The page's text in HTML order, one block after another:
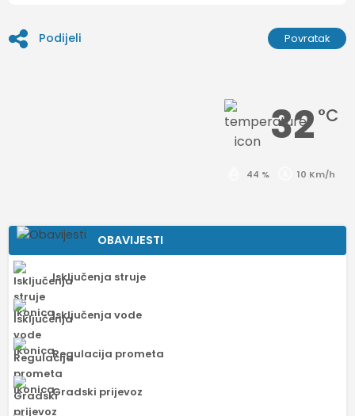
Podijeli Povratak
32 °C
44 % 10 Km/h
OBAVIJESTI
Isključenja struje
Isključenja vode
Regulacija prometa
Gradski prijevoz